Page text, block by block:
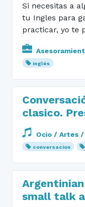
Si necesitas a
tu Ingles para
practicar, yo te
inglés
clasico.
Ocio / Artes
conversacion
small talk